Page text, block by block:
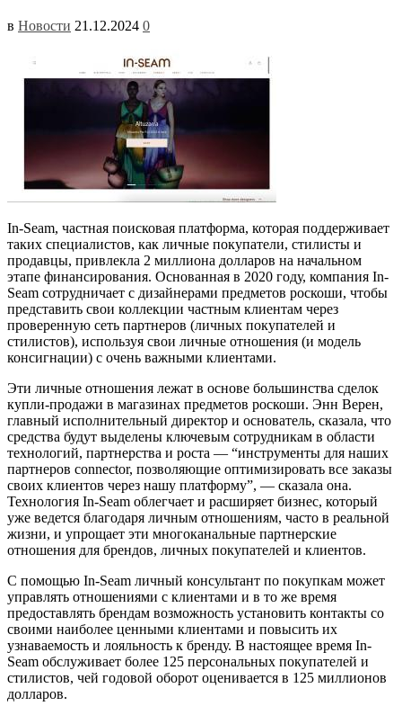
в Новости 21.12.2024 0
In-Seam, частная поисковая платформа, которая поддерживает
таких специалистов, как личные покупатели, стилисты и
продавцы, привлекла 2 миллиона долларов на начальном
этапе финансирования. Основанная в 2020 году, компания In-
Seam сотрудничает с дизайнерами предметов роскоши, чтобы
представить свои коллекции частным клиентам через
проверенную сеть партнеров (личных покупателей и
стилистов), используя свои личные отношения (и модель
консигнации) с очень важными клиентами.
Эти личные отношения лежат в основе большинства сделок
купли-продажи в магазинах предметов роскоши. Энн Верен,
главный исполнительный директор и основатель, сказала, что
средства будут выделены ключевым сотрудникам в области
технологий, партнерства и роста — “инструменты для наших
партнеров connector, позволяющие оптимизировать все заказы
своих клиентов через нашу платформу”, — сказала она.
Технология In-Seam облегчает и расширяет бизнес, который
уже ведется благодаря личным отношениям, часто в реальной
жизни, и упрощает эти многоканальные партнерские
отношения для брендов, личных покупателей и клиентов.
С помощью In-Seam личный консультант по покупкам может
управлять отношениями с клиентами и в то же время
предоставлять брендам возможность установить контакты со
своими наиболее ценными клиентами и повысить их
узнаваемость и лояльность к бренду. В настоящее время In-
Seam обслуживает более 125 персональных покупателей и
стилистов, чей годовой оборот оценивается в 125 миллионов
долларов.